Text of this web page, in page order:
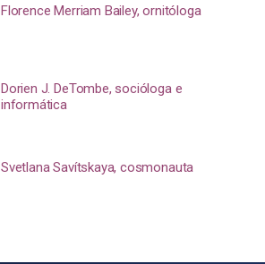
Florence Merriam Bailey, ornitóloga
Dorien J. DeTombe, socióloga e
informática
Svetlana Savítskaya, cosmonauta